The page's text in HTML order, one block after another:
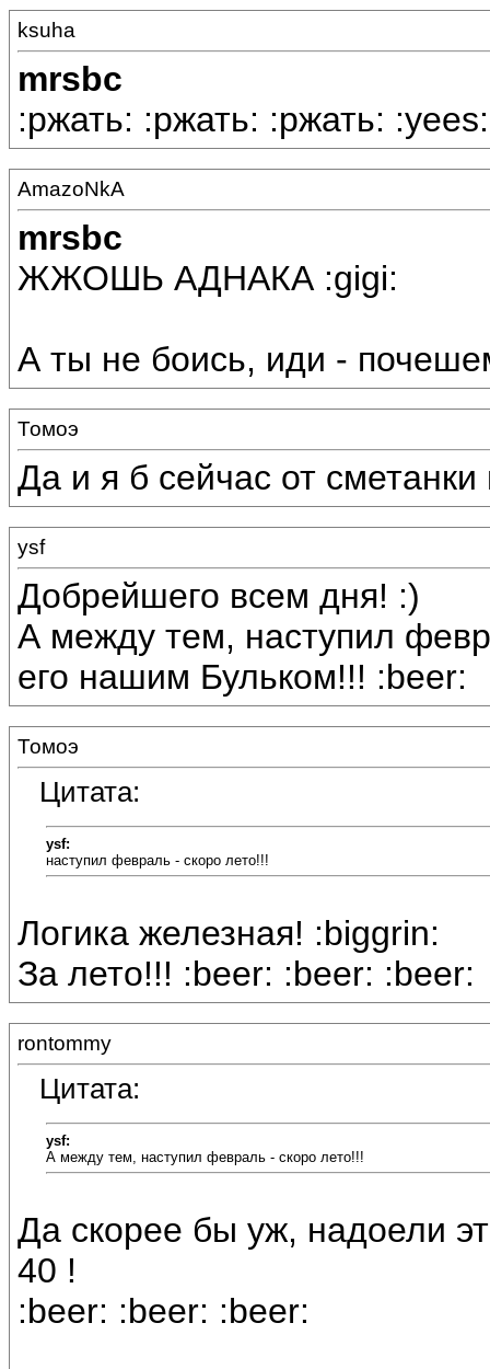
ksuha
mrsbc
:ржать: :ржать: :ржать: :yees:
AmazoNkA
mrsbc
ЖЖОШЬ АДНАКА :gigi:
А ты не боись, иди -
Томоэ
Да и я б сейчас от
ysf
Добрейшего всем дня! :)
А между тем, наступил
его нашим Бульком!!! :beer:
Томоэ
Цитата:
ysf:
наступил февраль - скоро лето!!!
Логика железная! :biggrin:
За лето!!! :beer: :beer: :beer:
rontommy
Цитата:
ysf:
А между тем, наступил февраль - скоро лето!!!
Да скорее бы уж, надоели
40 !
:beer: :beer: :beer: